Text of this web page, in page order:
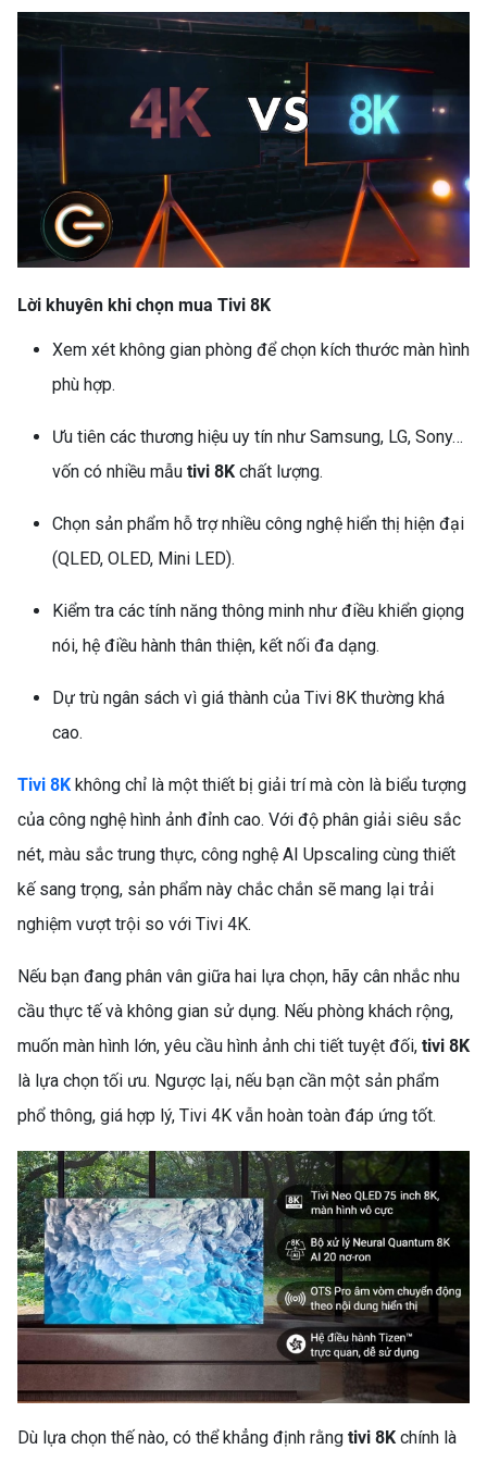
Lời khuyên khi chọn mua Tivi 8K
Xem xét không gian phòng để chọn kích thước màn hình
phù hợp.
Ưu tiên các thương hiệu uy tín như Samsung, LG, Sony…
vốn có nhiều mẫu tivi 8Kchất lượng.
Chọn sản phẩm hỗ trợ nhiều công nghệ hiển thị hiện đại
(QLED, OLED, Mini LED).
Kiểm tra các tính năng thông minh như điều khiển giọng
nói, hệ điều hành thân thiện, kết nối đa dạng.
Dự trù ngân sách vì giá thành của Tivi 8K thường khá
cao.
Tivi 8Kkhông chỉ là một thiết bị giải trí mà còn là biểu tượng
của công nghệ hình ảnh đỉnh cao. Với độ phân giải siêu sắc
nét, màu sắc trung thực, công nghệ AI Upscaling cùng thiết
kế sang trọng, sản phẩm này chắc chắn sẽ mang lại trải
nghiệm vượt trội so với Tivi 4K.
Nếu bạn đang phân vân giữa hai lựa chọn, hãy cân nhắc nhu
cầu thực tế và không gian sử dụng. Nếu phòng khách rộng,
muốn màn hình lớn, yêu cầu hình ảnh chi tiết tuyệt đối, tivi 8K
là lựa chọn tối ưu. Ngược lại, nếu bạn cần một sản phẩm
phổ thông, giá hợp lý, Tivi 4K vẫn hoàn toàn đáp ứng tốt.
Dù lựa chọn thế nào, có thể khẳng định rằng tivi 8Kchính là
TỦ LẠNH LG 217L
LTB21BLMD – GIẢI PHÁP
BẢO QUẢN THỰC PHẨM
TỐI ƯU CHO GIA ĐÌNH HIỆN
ĐẠI
INVERTER 205 LÍT
RT256N4EBN – LỰA CHỌN
ĐÌNH HIỆN ĐẠI
MÁY LẠNH KHÔNG TẮT
CÁCH SỬA CHI TIẾT (MÁY
LẠNH KHÔNG TẮT)
SO SÁNH MÁY GIẶT
INVERTER VÀ MÁY GIẶT
THƯỜNG: NÊN CHỌN LOẠI
NÀO?
TOP 5 MÁY GIẶT LỒNG